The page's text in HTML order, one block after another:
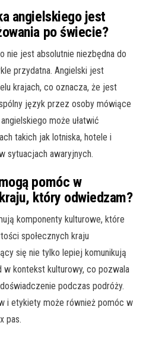
angielskiego jest
po świecie?
nie jest absolutnie niezbędna do
przydatna. Angielski jest
krajach, co oznacza, że jest
język przez osoby mówiące
może ułatwić
takich jak lotniska, hotele i
sytuacjach awaryjnych.
pomóc w
który odwiedzam?
komponenty kulturowe, które
społecznych kraju
się nie tylko lepiej komunikują
kontekst kulturowy, co pozwala
podczas podróży.
i etykiety może również pomóc w
pas.